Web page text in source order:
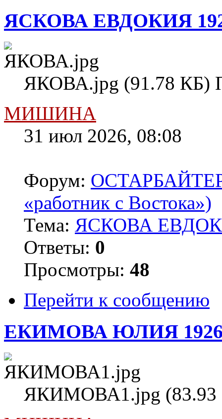
ЯСКОВА ЕВДОКИЯ
ЯКОВА.jpg (91.78 КБ)
МИШИНА
31 июл 2026, 08:08
Форум:
«работник с Востока»)
Тема: ЯСКОВА
Ответы: 0
Просмотры: 48
Перейти к сообщению
ЕКИМОВА ЮЛИЯ
ЯКИМОВА1.jpg (83.93